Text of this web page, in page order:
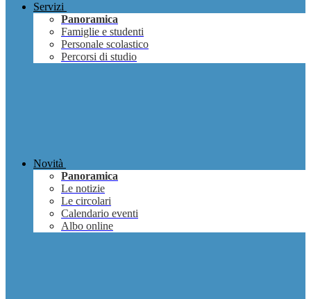
Servizi
Panoramica
Famiglie e studenti
Personale scolastico
Percorsi di studio
Novità
Panoramica
Le notizie
Le circolari
Calendario eventi
Albo online